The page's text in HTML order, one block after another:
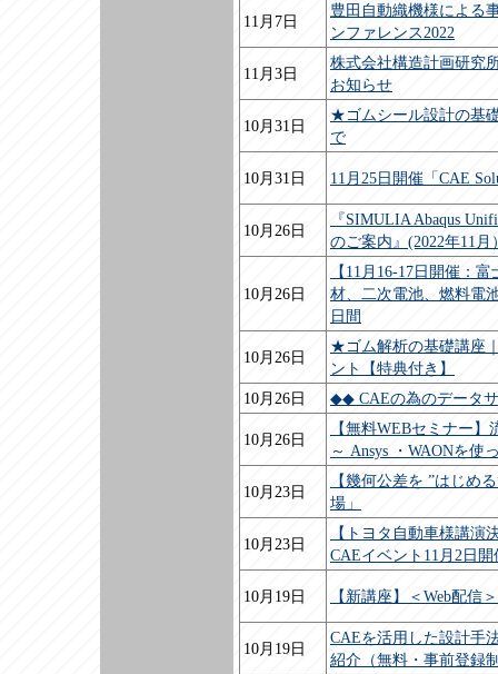
11月7日
豊田自動織機様による
ンファレンス2022
11月3日
株式会社構造計画研究
お知らせ
10月31日
★ゴムシール設計の基
で
10月31日 11月25日開催「CAE
10月26日
『SIMULIA Abaqus
のご案内』(2022年11月
10月26日
【11月16-17日開催：
材、二次電池、燃料電
日間
10月26日
★ゴム解析の基礎講座
ント【特典付き】
10月26日
◆◆ CAEの為のデータ
10月26日
【無料WEBセミナー
～ Ansys ・WAONを使
10月23日
【幾何公差を ”はじめ
場」
10月23日
【トヨタ自動車様講
CAEイベント11月2日開
10月19日 【新講座】＜Web配信
10月19日
CAEを活用した設計手
紹介（無料・事前登録